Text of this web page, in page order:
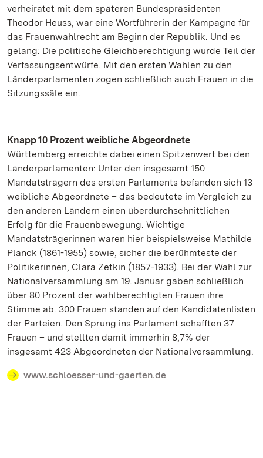
verheiratet mit dem späteren Bundespräsidenten
Theodor Heuss, war eine Wortführerin der Kampagne für
das Frauenwahlrecht am Beginn der Republik. Und es
gelang: Die politische Gleichberechtigung wurde Teil der
Verfassungsentwürfe. Mit den ersten Wahlen zu den
Länderparlamenten zogen schließlich auch Frauen in die
Sitzungssäle ein.
Knapp 10 Prozent weibliche Abgeordnete
Württemberg erreichte dabei einen Spitzenwert bei den
Länderparlamenten: Unter den insgesamt 150
Mandatsträgern des ersten Parlaments befanden sich 13
weibliche Abgeordnete – das bedeutete im Vergleich zu
den anderen Ländern einen überdurchschnittlichen
Erfolg für die Frauenbewegung. Wichtige
Mandatsträgerinnen waren hier beispielsweise Mathilde
Planck (1861-1955) sowie, sicher die berühmteste der
Politikerinnen, Clara Zetkin (1857-1933). Bei der Wahl zur
Nationalversammlung am 19. Januar gaben schließlich
über 80 Prozent der wahlberechtigten Frauen ihre
Stimme ab. 300 Frauen standen auf den Kandidatenlisten
der Parteien. Den Sprung ins Parlament schafften 37
Frauen – und stellten damit immerhin 8,7% der
insgesamt 423 Abgeordneten der Nationalversammlung.
www.schloesser-und-gaerten.de